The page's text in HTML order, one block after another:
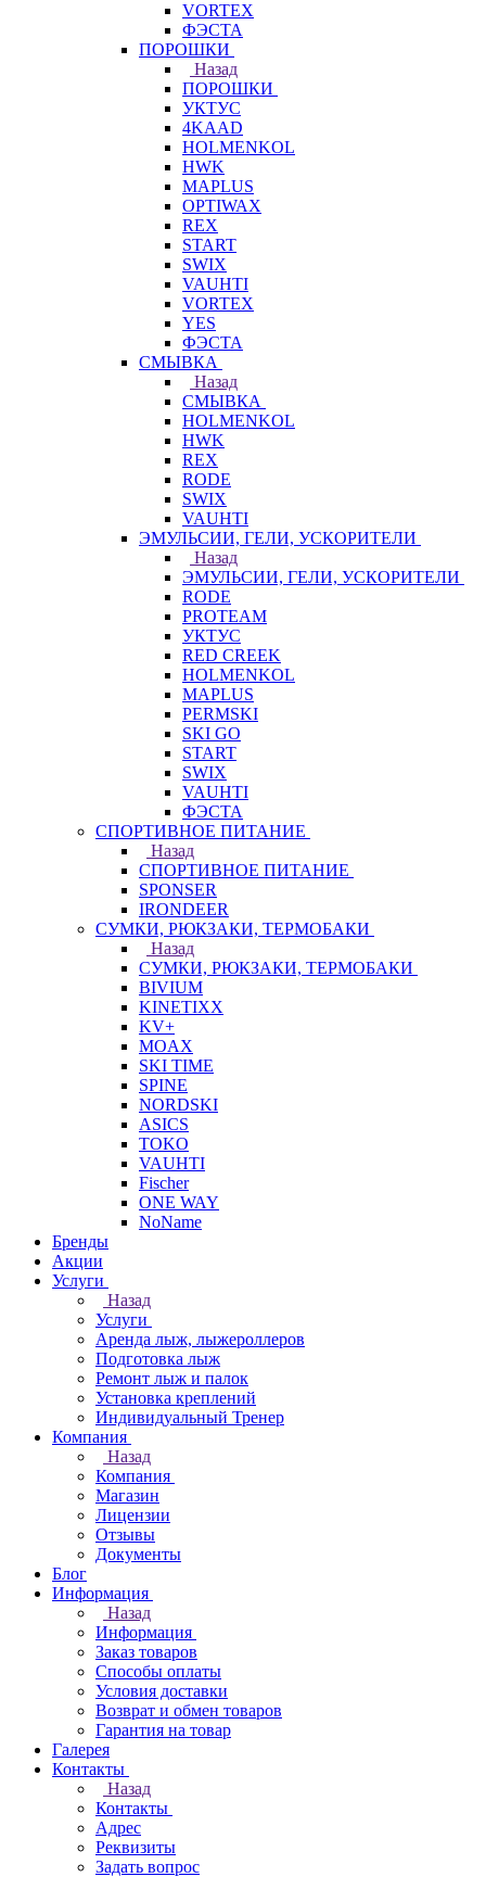
VORTEX
ФЭСТА
ПОРОШКИ
Назад
ПОРОШКИ
УКТУС
4KAAD
HOLMENKOL
HWK
MAPLUS
OPTIWAX
REX
START
SWIX
VAUHTI
VORTEX
YES
ФЭСТА
СМЫВКА
Назад
СМЫВКА
HOLMENKOL
HWK
REX
RODE
SWIX
VAUHTI
ЭМУЛЬСИИ, ГЕЛИ, УСКОРИТЕЛИ
Назад
ЭМУЛЬСИИ, ГЕЛИ, УСКОРИТЕЛИ
RODE
PROTEAM
УКТУС
RED CREEK
HOLMENKOL
MAPLUS
PERMSKI
SKI GO
START
SWIX
VAUHTI
ФЭСТА
СПОРТИВНОЕ ПИТАНИЕ
Назад
СПОРТИВНОЕ ПИТАНИЕ
SPONSER
IRONDEER
СУМКИ, РЮКЗАКИ, ТЕРМОБАКИ
Назад
СУМКИ, РЮКЗАКИ, ТЕРМОБАКИ
BIVIUM
KINETIXX
KV+
MOAX
SKI TIME
SPINE
NORDSKI
ASICS
TOKO
VAUHTI
Fischer
ONE WAY
NoName
Бренды
Акции
Услуги
Назад
Услуги
Аренда лыж, лыжероллеров
Подготовка лыж
Ремонт лыж и палок
Установка креплений
Индивидуальный Тренер
Компания
Назад
Компания
Магазин
Лицензии
Отзывы
Документы
Блог
Информация
Назад
Информация
Заказ товаров
Способы оплаты
Условия доставки
Возврат и обмен товаров
Гарантия на товар
Галерея
Контакты
Назад
Контакты
Адрес
Реквизиты
Задать вопрос